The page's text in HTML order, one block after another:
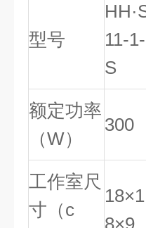
型号
11-1-
S
额定功率
（W）
300
工作室尺
寸（c
18×1
8×9